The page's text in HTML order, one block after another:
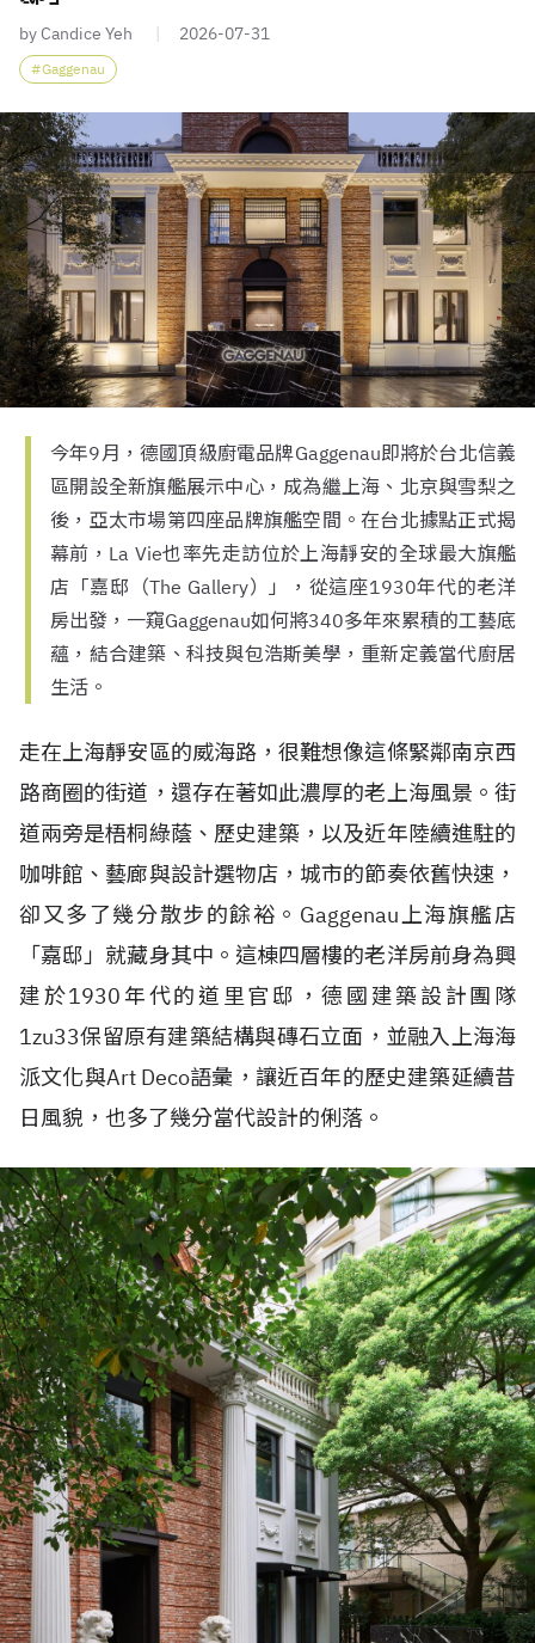
by Candice Yeh 2026-07-31
Gaggenau
今年9月，德國頂級廚電品牌Gaggenau即將於台北信義
區開設全新旗艦展示中心，成為繼上海、北京與雪梨之
後，亞太市場第四座品牌旗艦空間。在台北據點正式揭
幕前，La Vie也率先走訪位於上海靜安的全球最大旗艦
店「嘉邸（The Gallery）」，從這座1930年代的老洋
房出發，一窺Gaggenau如何將340多年來累積的工藝底
蘊，結合建築、科技與包浩斯美學，重新定義當代廚居
生活。
走在上海靜安區的威海路，很難想像這條緊鄰南京西
路商圈的街道，還存在著如此濃厚的老上海風景。街
道兩旁是梧桐綠蔭、歷史建築，以及近年陸續進駐的
咖啡館、藝廊與設計選物店，城市的節奏依舊快速，
卻又多了幾分散步的餘裕。Gaggenau上海旗艦店
「嘉邸」就藏身其中。這棟四層樓的老洋房前身為興
建於1930年代的道里官邸，德國建築設計團隊
1zu33保留原有建築結構與磚石立面，並融入上海海
派文化與Art Deco語彙，讓近百年的歷史建築延續昔
日風貌，也多了幾分當代設計的俐落。